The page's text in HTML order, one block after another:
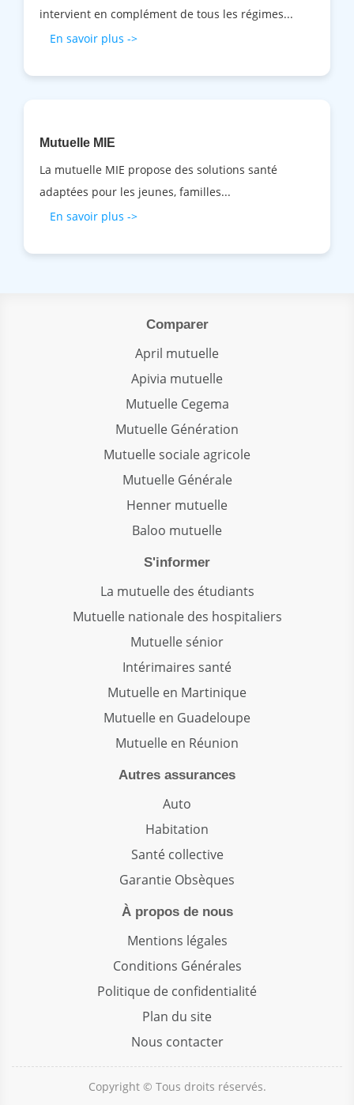
intervient en complément de tous les régimes...
En savoir plus ->
Mutuelle MIE
La mutuelle MIE propose des solutions santé
adaptées pour les jeunes, familles...
En savoir plus ->
Comparer
April mutuelle
Apivia mutuelle
Mutuelle Cegema
Mutuelle Génération
Mutuelle sociale agricole
Mutuelle Générale
Henner mutuelle
Baloo mutuelle
S'informer
La mutuelle des étudiants
Mutuelle nationale des hospitaliers
Mutuelle sénior
Intérimaires santé
Mutuelle en Martinique
Mutuelle en Guadeloupe
Mutuelle en Réunion
Autres assurances
Auto
Habitation
Santé collective
Garantie Obsèques
À propos de nous
Mentions légales
Conditions Générales
Politique de confidentialité
Plan du site
Nous contacter
Copyright © Tous droits réservés.